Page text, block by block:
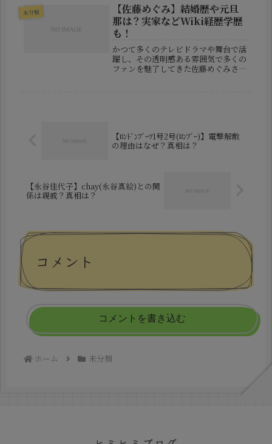
ていた山村明義氏です。彼の辞任の背
景にあったのは、ある社員に対する“...
未分類
【佐藤めぐみ】結婚歴や元旦
那は？実家などWiki経歴学歴
も！
かつて多くのテレビドラマや舞台で活
躍し、その透明感ある雰囲気で多くの
ファンを魅了してきた佐藤めぐみさ
【ﾛﾝﾄﾞﾝﾌﾞｰﾂ1号2号(ﾛﾝﾌﾞｰ)】電撃解散
の理由はなぜ？真相は？
【永谷佳代子】chay(永谷真絵)との関
係は親戚？真相は？
コメント
コメントを書き込む
ホーム 未分類